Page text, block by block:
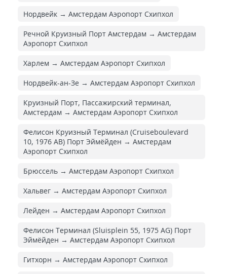
Нордвейк → Амстердам Аэропорт Схипхол
Речной Круизный Порт Амстердам → Амстердам
Аэропорт Схипхол
Харлем → Амстердам Аэропорт Схипхол
Нордвейк-ан-Зе → Амстердам Аэропорт Схипхол
Круизный Порт, Пассажирский терминал,
Амстердам → Амстердам Аэропорт Схипхол
Фелисон Круизный Терминал (Cruiseboulevard
10, 1976 AB) Порт Эймёйден → Амстердам
Аэропорт Схипхол
Брюссель → Амстердам Аэропорт Схипхол
Хальвег → Амстердам Аэропорт Схипхол
Лейден → Амстердам Аэропорт Схипхол
Фелисон Терминал (Sluisplein 55, 1975 AG) Порт
Эймёйден → Амстердам Аэропорт Схипхол
Гитхорн → Амстердам Аэропорт Схипхол